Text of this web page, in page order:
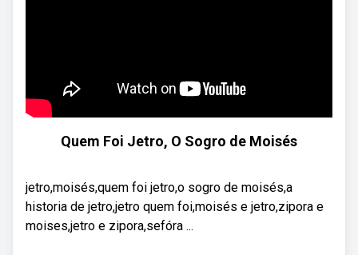
Quem Foi Jetro, O Sogro de Moisés
jetro,moisés,quem foi jetro,o sogro de moisés,a
historia de jetro,jetro quem foi,moisés e jetro,zipora e
moises,jetro e zipora,sefóra ...